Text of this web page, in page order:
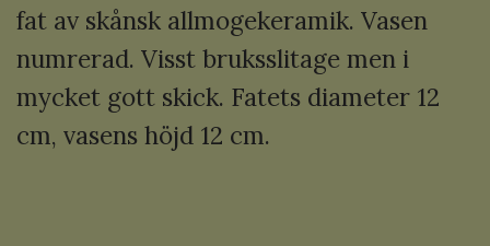
fat av skånsk allmogekeramik. Vasen
numrerad. Visst bruksslitage men i
mycket gott skick. Fatets diameter 12
cm, vasens höjd 12 cm.